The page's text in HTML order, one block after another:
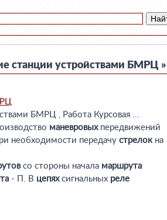
станции устройствами БМРЦ »
БМРЦ , Работа Курсовая ...
маневровыхпередвижений
необходимости передачу стрелокна
со стороны начала маршрута
- П. В цепяхсигнальных реле